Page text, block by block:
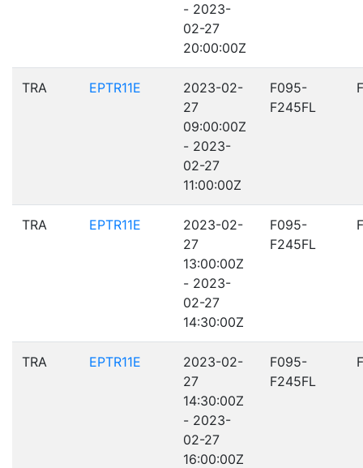
- 2023-
02-27
20:00:00Z
TRA EPTR11E
2023-02-
27
09:00:00Z
- 2023-
02-27
11:00:00Z
F095-
F245FL
TRA EPTR11E
2023-02-
27
13:00:00Z
- 2023-
02-27
14:30:00Z
F095-
F245FL
TRA EPTR11E
2023-02-
27
14:30:00Z
- 2023-
02-27
16:00:00Z
F095-
F245FL